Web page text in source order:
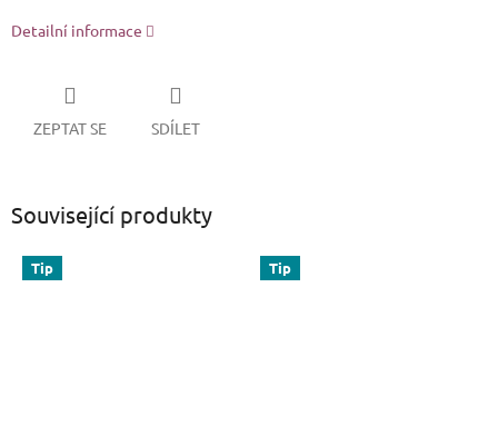
Detailní informace
ZEPTAT SE SDÍLET
Související produkty
Tip Tip